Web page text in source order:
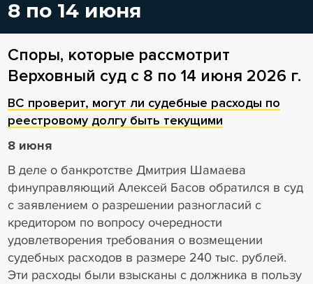
8 по 14 июня
Споры, которые рассмотрит
Верховный суд с 8 по 14 июня 2026 г.
ВС проверит, могут ли судебные расходы по
реестровому долгу быть текущими
8 июня
В деле о банкротстве Дмитрия Шамаева
финуправляющий Алексей Басов обратился в суд
с заявлением о разрешении разногласий с
кредитором по вопросу очередности
удовлетворения требования о возмещении
судебных расходов в размере 240 тыс. рублей.
Эти расходы были взысканы с должника в пользу